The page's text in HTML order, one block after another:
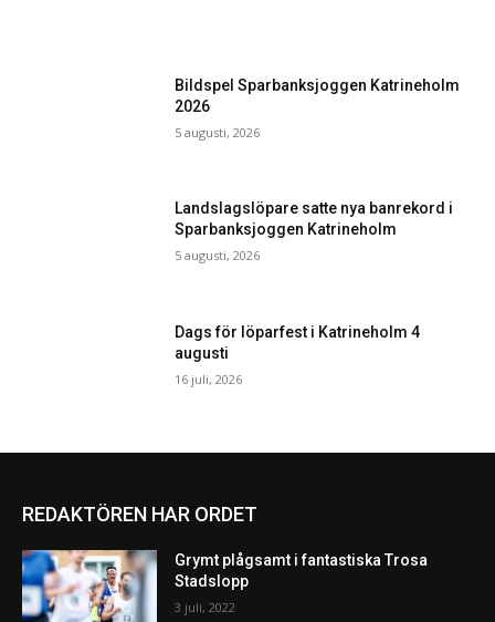
Bildspel Sparbanksjoggen Katrineholm
2026
5 augusti, 2026
Landslagslöpare satte nya banrekord i
Sparbanksjoggen Katrineholm
5 augusti, 2026
Dags för löparfest i Katrineholm 4
augusti
16 juli, 2026
REDAKTÖREN HAR ORDET
Grymt plågsamt i fantastiska Trosa
Stadslopp
3 juli, 2022